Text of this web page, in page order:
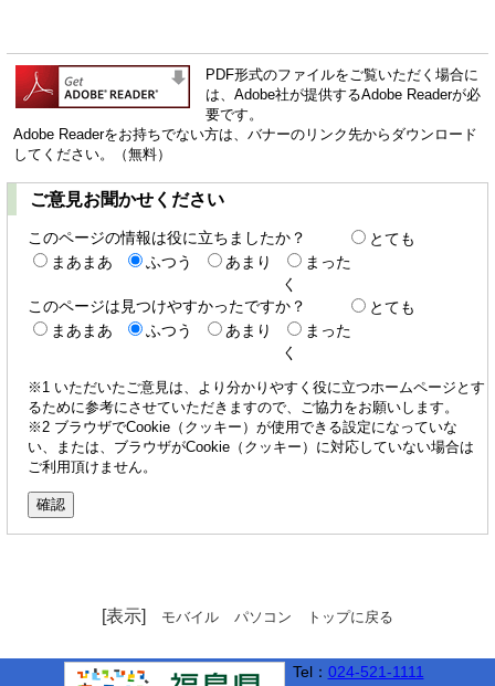
PDF形式のファイルをご覧いただく場合に
は、Adobe社が提供するAdobe Readerが必
要です。
Adobe Readerをお持ちでない方は、バナーのリンク先からダウンロード
してください。（無料）
ご意見お聞かせください
このページの情報は役に立ちましたか？
とても
まあまあ
ふつう あまり
まった
く
このページは見つけやすかったですか？
とても
まあまあ
ふつう あまり
まった
く
※1 いただいたご意見は、より分かりやすく役に立つホームページとす
るために参考にさせていただきますので、ご協力をお願いします。
※2 ブラウザでCookie（クッキー）が使用できる設定になっていな
い、または、ブラウザがCookie（クッキー）に対応していない場合は
ご利用頂けません。
[表示] モバイル パソコン トップに戻る
Tel： 024-521-1111